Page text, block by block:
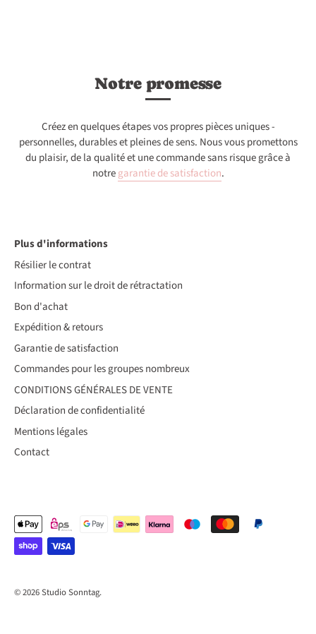
Notre promesse
Créez en quelques étapes vos propres pièces uniques -
personnelles, durables et pleines de sens. Nous vous promettons
du plaisir, de la qualité et une commande sans risque grâce à
notregarantie de satisfaction.
Plus d'informations
Résilier le contrat
Information sur le droit de rétractation
Bon d'achat
Expédition & retours
Garantie de satisfaction
Commandes pour les groupes nombreux
CONDITIONS GÉNÉRALES DE VENTE
Déclaration de confidentialité
Mentions légales
Contact
© 2026Studio Sonntag.